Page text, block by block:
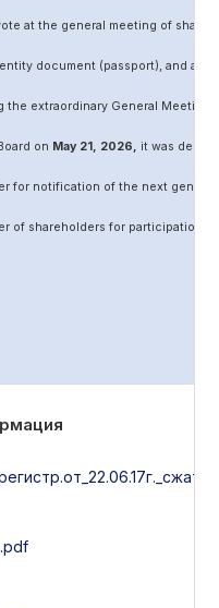
at the general meeting of
document (passport), and a
the extraordinary General
on May21, 2026, it was
for notification of the next
of shareholders for participation